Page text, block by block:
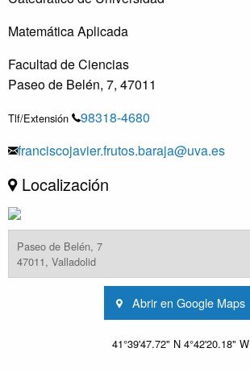
Matemática Aplicada
Facultad de Ciencias
Paseo de Belén, 7, 47011
Tlf/Extensión
98318-4680
franciscojavier.frutos.baraja@uva.es
Localización
Paseo de Belén, 7
47011, Valladolid
Abrir en Google Maps
41°39'47.72" N 4°42'20.18" W